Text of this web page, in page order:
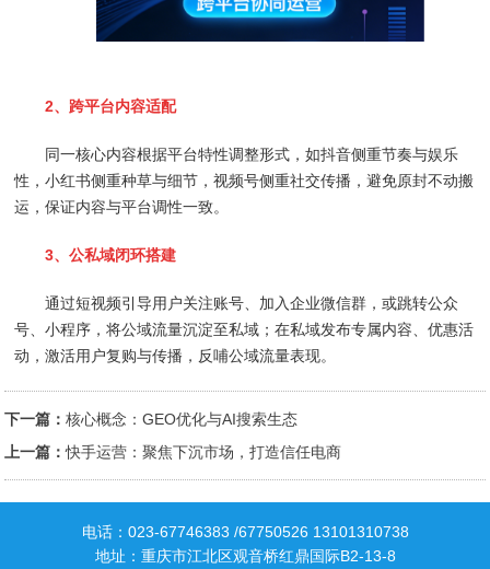
2、跨平台内容适配
同一核心内容根据平台特性调整形式，如抖音侧重节奏与娱乐
性，小红书侧重种草与细节，视频号侧重社交传播，避免原封不动搬
运，保证内容与平台调性一致。
3、公私域闭环搭建
通过短视频引导用户关注账号、加入企业微信群，或跳转公众
号、小程序，将公域流量沉淀至私域；在私域发布专属内容、优惠活
动，激活用户复购与传播，反哺公域流量表现。
下一篇：核心概念：GEO优化与AI搜索生态
上一篇：快手运营：聚焦下沉市场，打造信任电商
电话：023-67746383 /67750526 13101310738
地址：重庆市江北区观音桥红鼎国际B2-13-8